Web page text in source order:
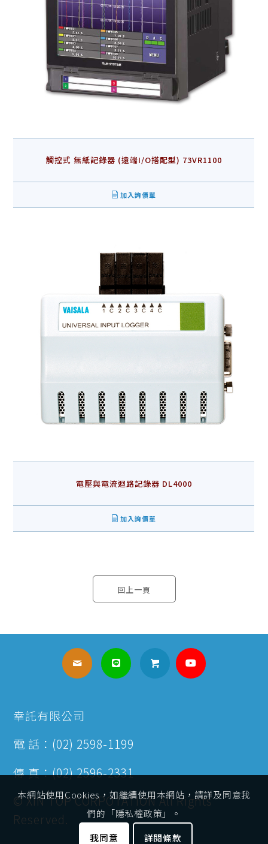
觸控式 無紙記錄器 (遠端I/O搭配型) 73VR1100
加入詢價單
電壓與電流迴路記錄器 DL4000
加入詢價單
回上一頁
幸託有限公司
電 話：(02) 2598-1199
傳 真：(02) 2596-2331
© XIN TOP CORPOTATION All Rights
Reserved.
本網站使用Cookies，如繼續使用本網站，請詳及同意我
們的「隱私權政策」。
我同意
詳閱條款